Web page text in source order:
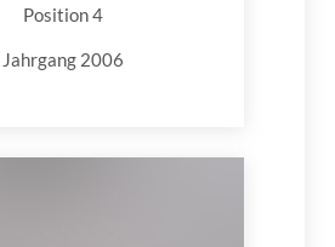
Position 4
Jahrgang 2006